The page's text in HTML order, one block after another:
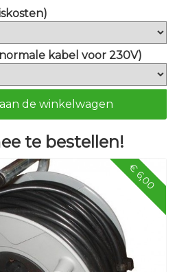
kabel voor 230V)
de winkelwagen
te bestellen!
€ 6,00